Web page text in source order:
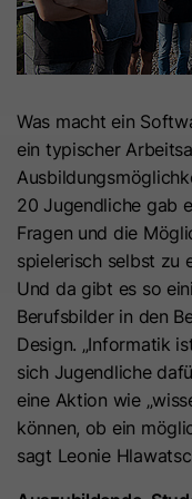
Was macht ein
ein typischer
20 Jugendliche gab
Fragen und die
spielerisch selbst zu
Und da gibt es so
Berufsbilder in den
Design. „Informatik
sich Jugendliche
eine Aktion wie
können, ob ein
sagt Leonie
Zweck
Name
Anbieter
Laufzeit 7
Zweck
zu
Hierbei können
werden.
personenbezogener
nach dem EU-U.S.
Abhängig von: Google
Name
Anbieter
Laufzeit 30
den
Marketing
Marketing-Cookies
Werbemaßnahmen
auszuspielen. Dabei
verschiedene
Hinweis:Es kann zu
(z. B. USA) kommen.